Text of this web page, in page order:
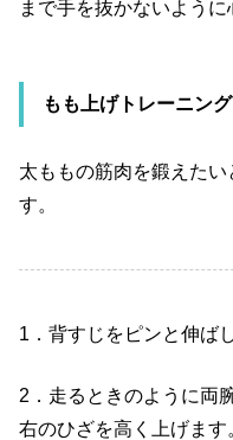
まで手を抜かないように
もも上げトレーニング
太ももの筋肉を鍛えた
す。
1 ．背すじをピンと伸ば
2 ．走るときのように両
右のひざを高く上げま